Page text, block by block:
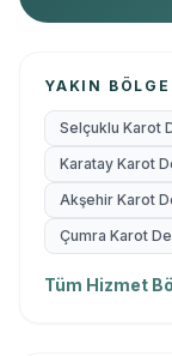
YAKIN
Selçuklu Karot
Karatay Karot
Akşehir Karot
Çumra Karot
Tüm Hizmet